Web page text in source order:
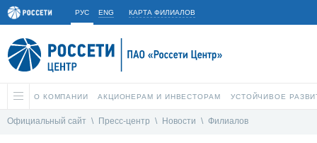
РУС ENG КАРТА ФИЛИАЛОВ
О КОМПАНИИ АКЦИОНЕРАМ И ИНВЕСТОРАМ УСТОЙЧИВОЕ
Официальный сайт \ Пресс-центр \ Новости \ Филиалов